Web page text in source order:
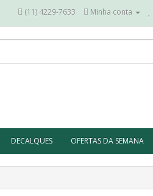
(11) 4229-7633 Minha conta
DECALQUES OFERTAS DA SEMANA